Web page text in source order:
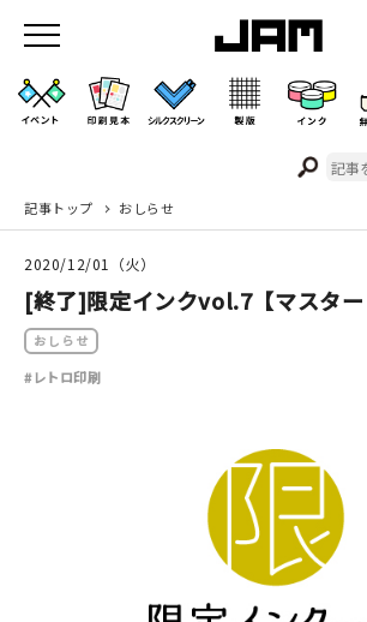
JAMのこと
お店/ワークスペース
シルクスクリーン
記事トップ おしらせ
2020/12/01（火）
[終了]限定インクvol.7【マスター
おしらせ
#レトロ印刷